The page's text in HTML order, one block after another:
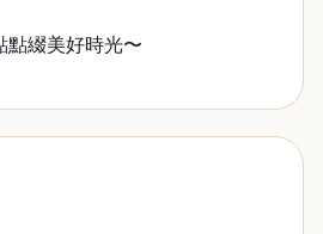
點綴美好時光〜